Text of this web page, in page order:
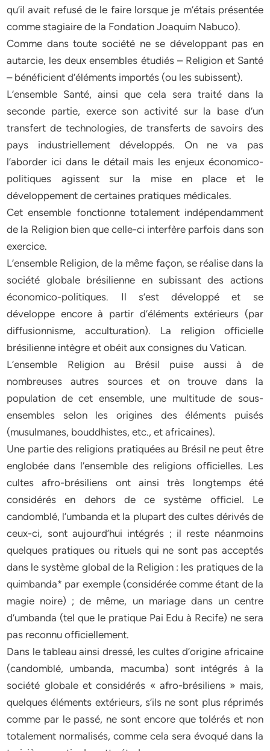
qu’il avait refusé de le faire lorsque je m’étais présentée
comme stagiaire de la Fondation Joaquim Nabuco).
Comme dans toute société ne se développant pas en
autarcie, les deux ensembles étudiés – Religion et Santé
– bénéficient d’éléments importés (ou les subissent).
L’ensemble Santé, ainsi que cela sera traité dans la
seconde partie, exerce son activité sur la base d’un
transfert de technologies, de transferts de savoirs des
pays industriellement développés. On ne va pas
l’aborder ici dans le détail mais les enjeux économico-
politiques agissent sur la mise en place et le
développement de certaines pratiques médicales.
Cet ensemble fonctionne totalement indépendamment
de la Religion bien que celle-ci interfère parfois dans son
exercice.
L’ensemble Religion, de la même façon, se réalise dans la
société globale brésilienne en subissant des actions
économico-politiques. Il s’est développé et se
développe encore à partir d’éléments extérieurs (par
diffusionnisme, acculturation). La religion officielle
brésilienne intègre et obéit aux consignes du Vatican.
L’ensemble Religion au Brésil puise aussi à de
nombreuses autres sources et on trouve dans la
population de cet ensemble, une multitude de sous-
ensembles selon les origines des éléments puisés
(musulmanes, bouddhistes, etc., et africaines).
Une partie des religions pratiquées au Brésil ne peut être
englobée dans l’ensemble des religions officielles. Les
cultes afro-brésiliens ont ainsi très longtemps été
considérés en dehors de ce système officiel. Le
candomblé, l’umbanda et la plupart des cultes dérivés de
ceux-ci, sont aujourd’hui intégrés ; il reste néanmoins
quelques pratiques ou rituels qui ne sont pas acceptés
dans le système global de la Religion : les pratiques de la
quimbanda* par exemple (considérée comme étant de la
magie noire) ; de même, un mariage dans un centre
d’umbanda (tel que le pratique Pai Edu à Recife) ne sera
pas reconnu officiellement.
Dans le tableau ainsi dressé, les cultes d’origine africaine
(candomblé, umbanda, macumba) sont intégrés à la
société globale et considérés « afro-brésiliens » mais,
quelques éléments extérieurs, s’ils ne sont plus réprimés
comme par le passé, ne sont encore que tolérés et non
totalement normalisés, comme cela sera évoqué dans la